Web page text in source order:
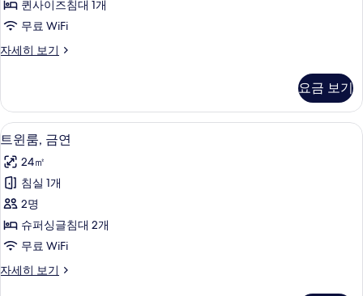
진
모
두
기
퀸사이즈침대 1개
무료 WiFi
자세히 보기
룸,
자
세
히
기
요금 보기
트
윈
룸,
금
연
사
모
3
트윈룸, 금연
24㎡
침실 1개
2명
슈퍼싱글침대 2개
무료 WiFi
자세히 보기
트